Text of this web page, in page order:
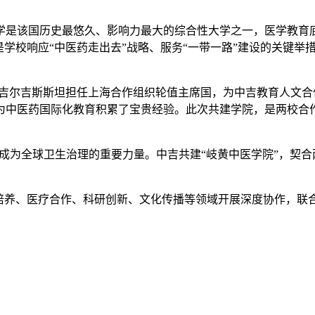
该国历史最悠久、影响力最大的综合性大学之一，医学教
校响应“中医药走出去”战略、服务“一带一路”建设的关键
尔吉斯斯坦担任上海合作组织轮值主席国，为中吉教育人文
医药国际化教育积累了宝贵经验。此次共建学院，是两校
为全球卫生治理的重要力量。中吉共建“岐黄中医学院”，契
、医疗合作、科研创新、文化传播等领域开展深度协作，